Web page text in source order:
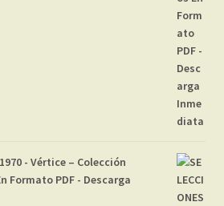
1970 - Vértice – Colección
Formato PDF - Descarga